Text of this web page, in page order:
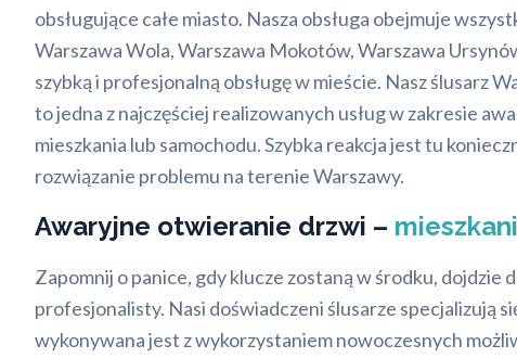
obsługujące całe miasto. Nasza obsługa obejmuje
Warszawa Wola, Warszawa Mokotów, Warszawa
szybką i profesjonalną obsługę w mieście. Nasz ślusarz
to jedna z najczęściej realizowanych usług w zakresie
mieszkania lub samochodu. Szybka reakcja jest tu
rozwiązanie problemu na terenie Warszawy.
Awaryjne otwieranie drzwi –
Zapomnij o panice, gdy klucze zostaną w środku, dojdzie
profesjonalisty. Nasi doświadczeni ślusarze specjalizują
wykonywana jest z wykorzystaniem nowoczesnych